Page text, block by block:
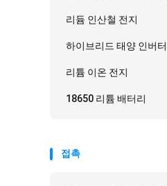
리듐 인산철 전지
하이브리드 태양 인버터
리튬 이온 전지
18650 리튬 배터리
접촉